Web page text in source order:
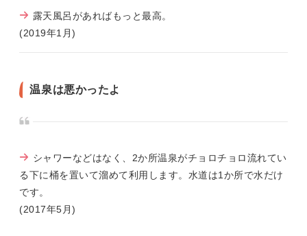
露天風呂があればもっと最高。
(2019年1月)
温泉は悪かったよ
シャワーなどはなく、2か所温泉がチョロチョロ流れてい
る下に桶を置いて溜めて利用します。水道は1か所で水だけ
です。
(2017年5月)